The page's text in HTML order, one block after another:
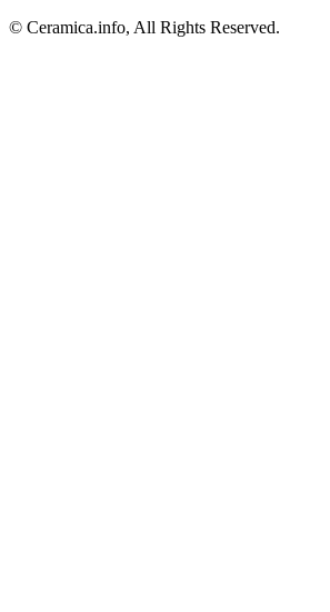
© Ceramica.info, All Rights Reserved.